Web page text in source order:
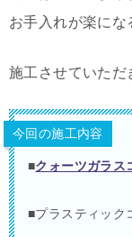
お手入れが楽にな
施工させていた
今回の施工内容
■クォーツガラス
■プラスティック